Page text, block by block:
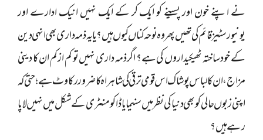
نے اپنے خون اور پسینے کو ایک کر کے ایک نہیں انیک ادارے اور
یونیورسٹیز قائم کی تھیں پھر وہ نوحہ کناں کیوں ہیں؟ یا یہ ذمہ داری بھی انہی دین
کے خود ساختہ ٹھیکیداروں کی ہے؟ اگر ذمہ داری نہیں تو کم از کم ان کا دینی
مزاج، ان کا لباس پوشاک اس قومی ترقی کی شاہراہ کاضرور رکاوٹ ہے؛حتی کہ
اپنی زبوں حالی کو بھی دنیا کی نظر میں سنیما یا ڈاکومنٹری کے شکل میں نہیں لا پا
رہے ہیں؟